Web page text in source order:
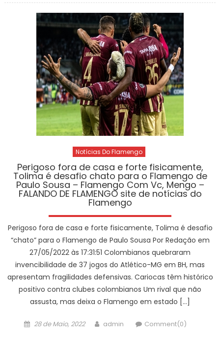
Notícias Do Flamengo
Perigoso fora de casa e forte fisicamente,
Tolima é desafio chato para o Flamengo de
Paulo Sousa – Flamengo Com Vc, Mengo –
FALANDO DE FLAMENGO site de notícias do
Flamengo
Perigoso fora de casa e forte fisicamente, Tolima é desafio
“chato” para o Flamengo de Paulo Sousa Por Redação em
27/05/2022 às 17:31:51 Colombianos quebraram
invencibilidade de 37 jogos do Atlético-MG em BH, mas
apresentam fragilidades defensivas. Cariocas têm histórico
positivo contra clubes colombianos Um rival que não
assusta, mas deixa o Flamengo em estado […]
Posted
28 de Maio, 2022 Author
admin Comment(0)